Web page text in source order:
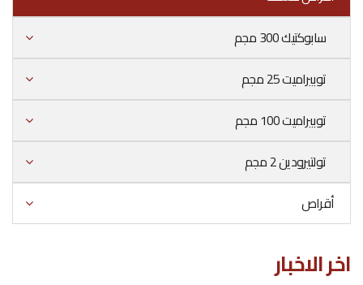
سابوكتيك 300 مجم
توبيراميت 25 مجم
توبيراميت 100 مجم
تولتيرودين 2 مجم
أقراص
اخر الاخبار